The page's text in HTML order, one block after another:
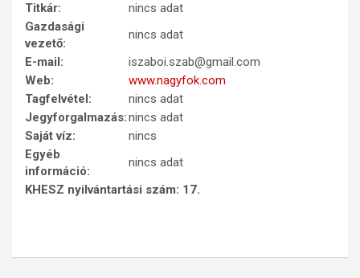
Titkár:
nincs adat
Gazdasági
vezető:
nincs adat
E-mail:
iszaboi.szab@gmail.com
Web:
www.nagyfok.com
Tagfelvétel:
nincs adat
Jegyforgalmazás:nincs adat
Saját víz:
nincs
Egyéb
információ:
nincs adat
KHESZ nyilvántartási szám: 17.